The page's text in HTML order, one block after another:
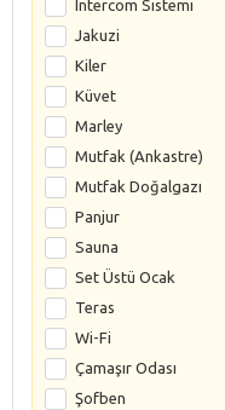
Intercom Sistemi
Jakuzi
Kiler
Küvet
Marley
Mutfak (Ankastre)
Mutfak Doğalgazı
Panjur
Sauna
Set Üstü Ocak
Teras
Wi-Fi
Çamaşır Odası
Şofben